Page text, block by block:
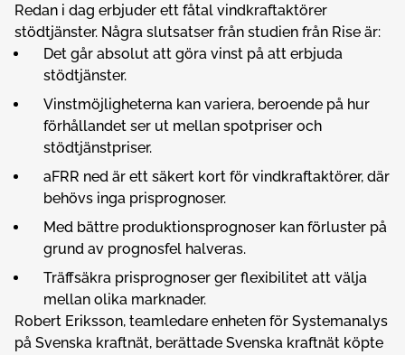
Redan i dag erbjuder ett fåtal vindkraftaktörer
stödtjänster. Några slutsatser från studien från Rise är:
Det går absolut att göra vinst på att erbjuda
stödtjänster.
Vinstmöjligheterna kan variera, beroende på hur
förhållandet ser ut mellan spotpriser och
stödtjänstpriser.
aFRR ned är ett säkert kort för vindkraftaktörer, där
behövs inga prisprognoser.
Med bättre produktionsprognoser kan förluster på
grund av prognosfel halveras.
Träffsäkra prisprognoser ger flexibilitet att välja
mellan olika marknader.
Robert Eriksson, teamledare enheten för Systemanalys
på Svenska kraftnät, berättade Svenska kraftnät köpte